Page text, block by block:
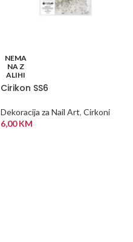
NEMA
NA Z
ALIHI
Cirikon SS6
Dekoracija za Nail Art, Cirkoni
6,00KM